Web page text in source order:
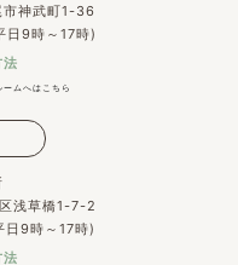
神武町1-36
9時～17時)
法
ムへはこちら
浅草橋1-7-2
9時～17時)
法